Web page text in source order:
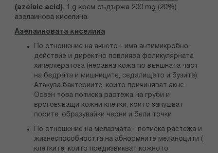
(azelaic acid). 1 g крем съдържа 200 mg (20%)
азелаинова киселина.
Азелаиновата киселина
По отношение на акнето - има антимикробно
действие и директно повлиява фоликулярната
хиперкератоза (неравна кожа по външната част
на бедрата и мишниците, седалището и бузите).
Атакува бактериите, които причиняват акне.
Освен това потиска растежа на груби и
вроговяващи кожни клетки, които запушват
порите, образувайки черни и бели точки
По отношение на мелазмата - потиска растежа и
жизнеспособността на абнормните меланоцити (
клетките, които предизвикват кожното